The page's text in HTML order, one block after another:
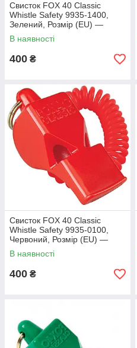
Свисток FOX 40 Classic
Whistle Safety 9935-1400,
Зелений, Розмір (EU) —
1SIZE
В наявності
400 ₴
Свисток FOX 40 Classic
Whistle Safety 9935-0100,
Червоний, Розмір (EU) —
1SIZE
В наявності
400 ₴